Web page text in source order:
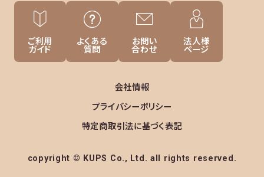
ご利用
ガイド
よくある
質問
お問い
合わせ
法人様
ページ
会社情報
プライバシーポリシー
特定商取引法に基づく表記
copyright © KUPS Co., Ltd. all rights reserved.